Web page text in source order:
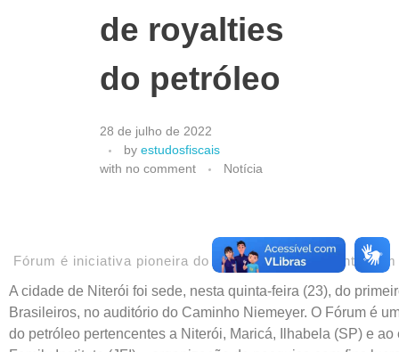
de royalties
do petróleo
28 de julho de 2022
by estudosfiscais
with no comment Notícia
Fórum é iniciativa pioneira do município em conjunto
A cidade de Niterói foi sede, nesta quinta-feira (23), do
Brasileiros, no auditório do Caminho Niemeyer. O Fórum é
do petróleo pertencentes a Niterói, Maricá, Ilhabela (SP) e